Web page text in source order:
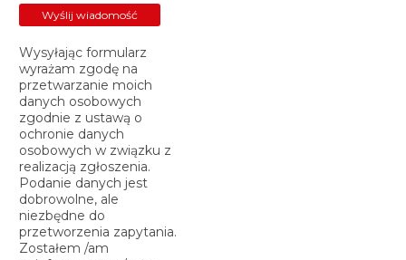
Wysyłając formularz
wyrażam zgodę na
przetwarzanie moich
danych osobowych
zgodnie z ustawą o
ochronie danych
osobowych w związku z
realizacją zgłoszenia.
Podanie danych jest
dobrowolne, ale
niezbędne do
przetworzenia zapytania.
Zostałem /am